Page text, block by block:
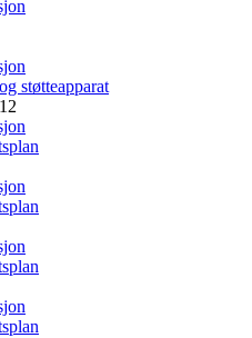
støtteapparat